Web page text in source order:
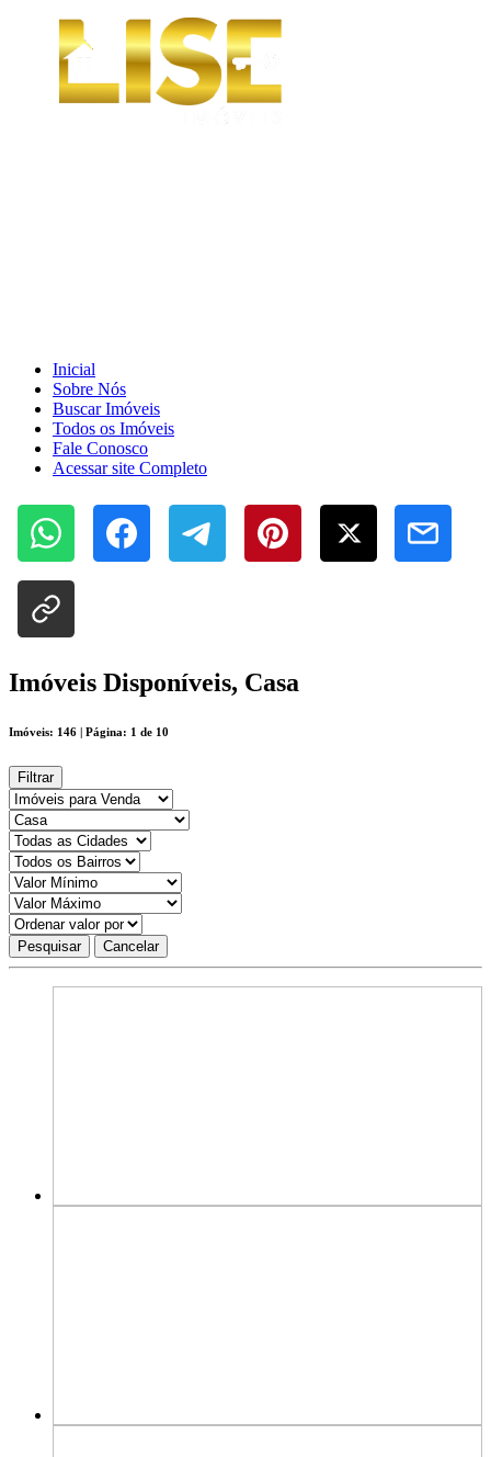
Inicial
Sobre Nós
Buscar Imóveis
Todos os Imóveis
Fale Conosco
Acessar site Completo
Imóveis Disponíveis, Casa
Imóveis: 146 | Página: 1 de 10
Filtrar
Pesquisar Cancelar